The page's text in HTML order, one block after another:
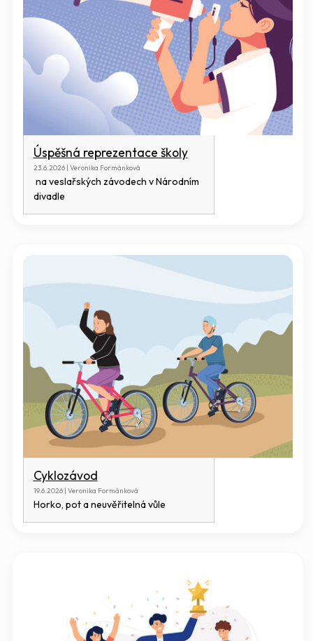
Úspěšná reprezentace školy
23.6.2026 | Veronika Formánková
na veslařských závodech v Národním
divadle
Cyklozávod
19.6.2026 | Veronika Formánková
Horko, pot a neuvěřitelná vůle